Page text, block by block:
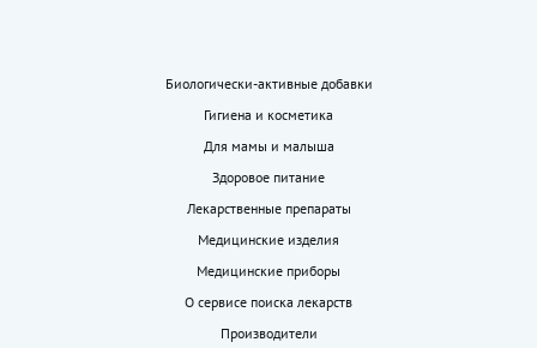
Биологически-активные добавки
Гигиена и косметика
Для мамы и малыша
Здоровое питание
Лекарственные препараты
Медицинские изделия
Медицинские приборы
О сервисе поиска лекарств
Производители